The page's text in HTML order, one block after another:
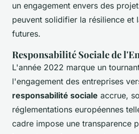
un engagement envers des
peuvent solidifier la résilience et
futures.
Responsabilité Sociale de
L'année 2022 marque un
l'engagement des entreprises
responsabilité sociale accrue,
réglementations européennes
cadre impose une transparence